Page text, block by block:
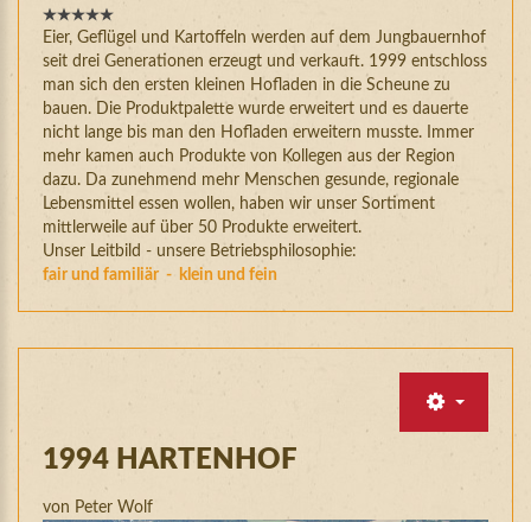
Eier, Geflügel und Kartoffeln werden auf dem Jungbauernhof
seit drei Generationen erzeugt und verkauft. 1999 entschloss
man sich den ersten kleinen Hofladen in die Scheune zu
bauen. Die Produktpalette wurde erweitert und es dauerte
nicht lange bis man den Hofladen erweitern musste. Immer
mehr kamen auch Produkte von Kollegen aus der Region
dazu. Da zunehmend mehr Menschen gesunde, regionale
Lebensmittel essen wollen, haben wir unser Sortiment
mittlerweile auf über 50 Produkte erweitert.
Unser Leitbild - unsere Betriebsphilosophie:
fair und familiär - klein und fein
1994 HARTENHOF
von Peter Wolf